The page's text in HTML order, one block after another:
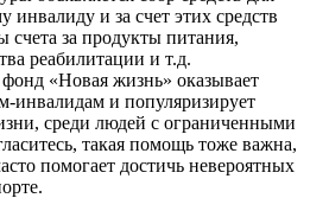
и за счет этих средств
счета за продукты питания,
реабилитации и т.д.
«Новая жизнь» оказывает
инвалидам и популяризирует
среди людей с ограниченными
такая помощь тоже важна,
помогает достичь невероятных